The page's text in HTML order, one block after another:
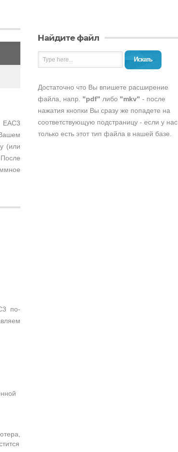
(или
по-
Найдите файл
Искать
Достаточно что Вы впишете расширение
файла, напр. "pdf" либо "mkv" - после
нажатия кнопки Вы сразу же попадете на
соответствующую подстраницу - если у нас
только есть этот тип файла в нашей базе.